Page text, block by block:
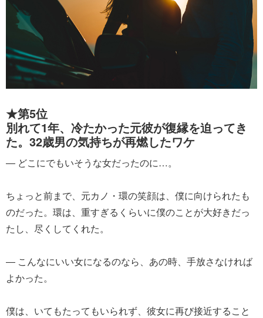
★第5位
別れて1年、冷たかった元彼が復縁を迫ってき
た。32歳男の気持ちが再燃したワケ
― どこにでもいそうな女だったのに…。
ちょっと前まで、元カノ・環の笑顔は、僕に向けられたも
のだった。環は、重すぎるくらいに僕のことが大好きだっ
たし、尽くしてくれた。
― こんなにいい女になるのなら、あの時、手放さなければ
よかった。
僕は、いてもたってもいられず、彼女に再び接近すること